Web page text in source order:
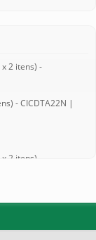
2 itens) -
- CICDTA22N |
2 itens) -